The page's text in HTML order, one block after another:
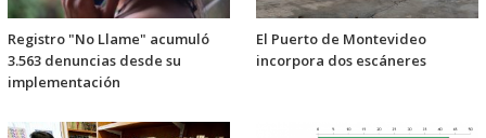
Registro "No Llame" acumuló
3.563 denuncias desde su
implementación
El Puerto de Montevideo
incorpora dos escáneres